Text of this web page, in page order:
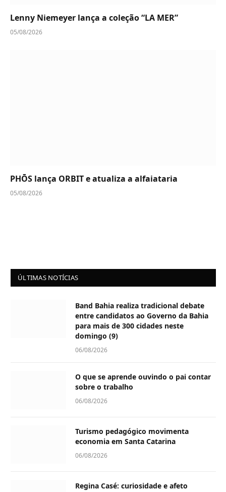
Lenny Niemeyer lança a coleção “LA MER”
05/08/2026
PHŌS lança ORBIT e atualiza a alfaiataria
05/08/2026
ÚLTIMAS NOTÍCIAS
Band Bahia realiza tradicional debate
entre candidatos ao Governo da Bahia
para mais de 300 cidades neste
domingo (9)
06/08/2026
O que se aprende ouvindo o pai contar
sobre o trabalho
06/08/2026
Turismo pedagógico movimenta
economia em Santa Catarina
06/08/2026
Regina Casé: curiosidade e afeto